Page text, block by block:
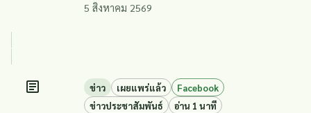
5 สิงหาคม 2569
ข่าว เผยแพร่แล้ว
Facebook
ข่าวประชาสัมพันธ์
อ่าน 1 นาที